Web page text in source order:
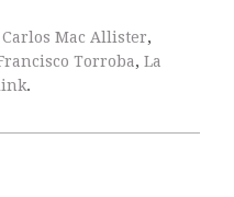
Carlos Mac Allister,
Torroba, La
.